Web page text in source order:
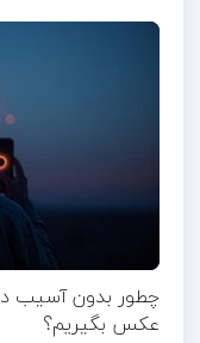
چطور بدون آسیب
عکس بگیریم؟